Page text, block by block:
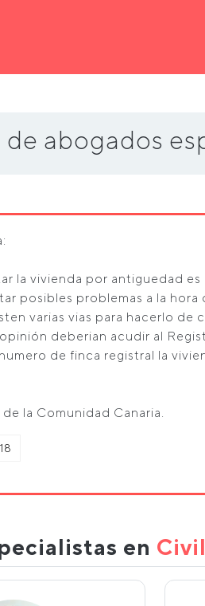
de abogados
la vivienda por antiguedad es
posibles problemas a la hora
varias vias para hacerlo de
deberian acudir al
de finca registral la
la Comunidad Canaria.
18
en Civil